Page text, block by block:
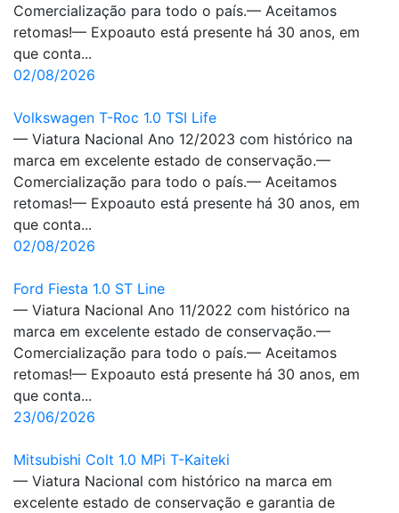
Comercialização para todo o país.— Aceitamos
retomas!— Expoauto está presente há 30 anos, em
que conta...
02/08/2026
Volkswagen T-Roc 1.0 TSI Life
— Viatura Nacional Ano 12/2023 com histórico na
marca em excelente estado de conservação.—
Comercialização para todo o país.— Aceitamos
retomas!— Expoauto está presente há 30 anos, em
que conta...
02/08/2026
Ford Fiesta 1.0 ST Line
— Viatura Nacional Ano 11/2022 com histórico na
marca em excelente estado de conservação.—
Comercialização para todo o país.— Aceitamos
retomas!— Expoauto está presente há 30 anos, em
que conta...
23/06/2026
Mitsubishi Colt 1.0 MPi T-Kaiteki
— Viatura Nacional com histórico na marca em
excelente estado de conservação e garantia de